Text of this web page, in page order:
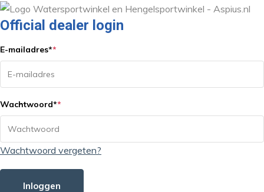
Official dealer login
E-mailadres**
Wachtwoord**
Wachtwoord vergeten?
Inloggen